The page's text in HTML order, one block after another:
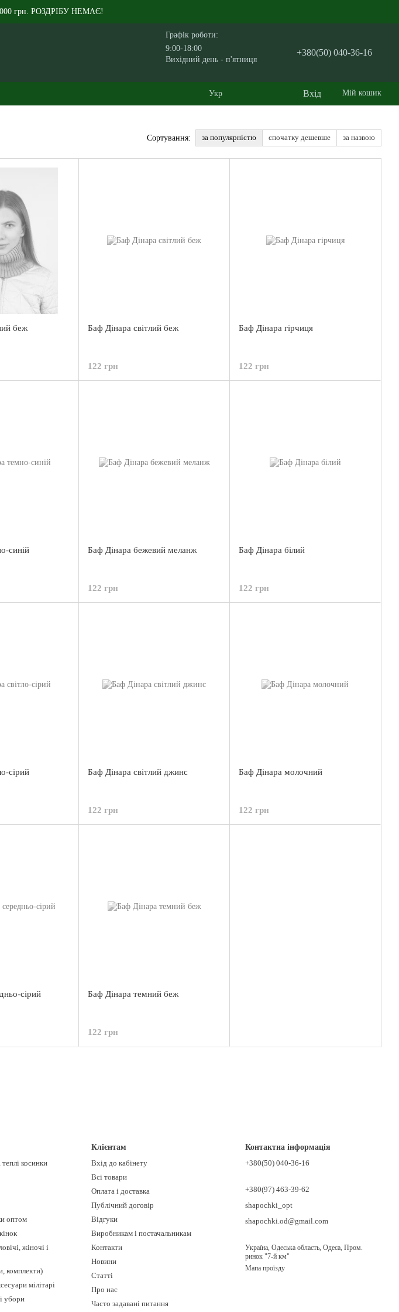
грн. РОЗДРІБУ НЕМАЄ!
Графік роботи:
9:00-18:00
Вихідний день - п'ятниця
+380(50) 040-36-16
Укр Вхід Мій кошик
Сортування: за популярністю спочатку дешевше за назвою
беж Баф Дінара світлий беж
122 грн
Баф Дінара гірчиця
122 грн
синій Баф Дінара бежевий меланж
122 грн
Баф Дінара білий
122 грн
сірий Баф Дінара світлий джинс
122 грн
Баф Дінара молочний
122 грн
сірий Баф Дінара темний беж
122 грн
косинки
оптом
жіночі і
комплекти)
мілітарі
убори
Клієнтам
Вхід до кабінету
Всі товари
Оплата і доставка
Публічний договір
Відгуки
Виробникам і постачальникам
Контакти
Новини
Статті
Про нас
Часто задавані питання
Контактна інформація
+380(50) 040-36-16
+380(97) 463-39-62
shapochki_opt
shapochki.od@gmail.com
Україна, Одеська область, Одеса, Пром.
ринок "7-й км"
Мапа проїзду